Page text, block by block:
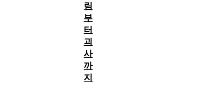
림
부
터
괴
사
까
지